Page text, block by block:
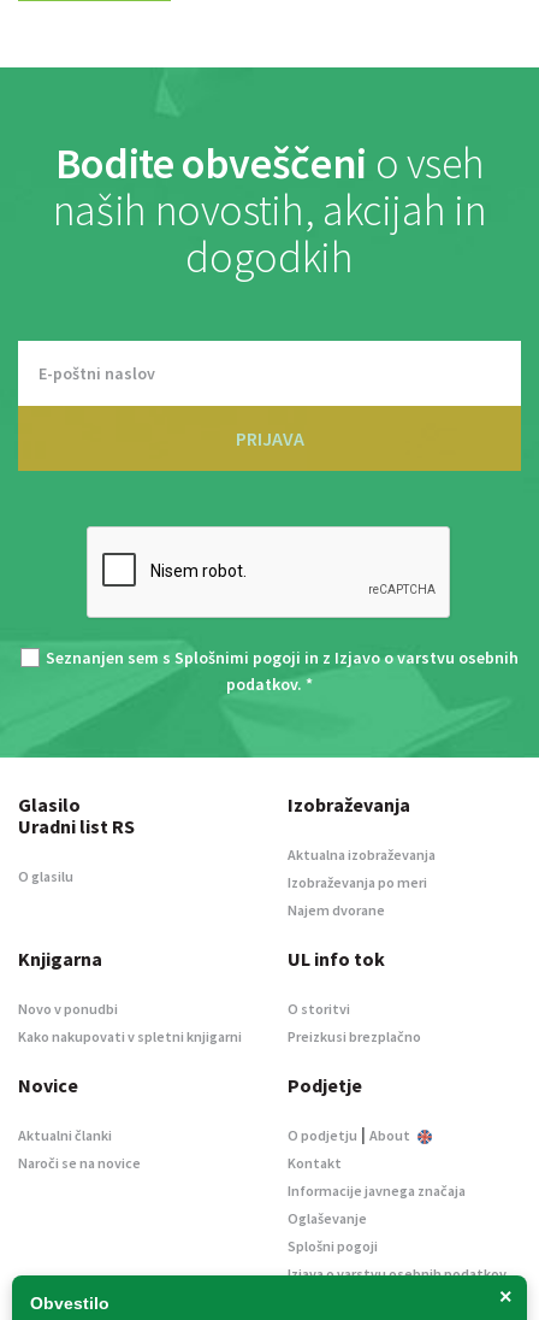
Bodite obveščeni o vseh
naših novostih, akcijah in
dogodkih
PRIJAVA
Seznanjen sem s Splošnimi pogoji in z Izjavo o varstvu osebnih
podatkov. *
×
Obvestilo
Glasilo
Uradni list RS
O glasilu
Izobraževanja
Aktualna izobraževanja
Izobraževanja po meri
Najem dvorane
Knjigarna
Novo v ponudbi
Kako nakupovati v spletni knjigarni
UL info tok
O storitvi
Preizkusi brezplačno
Novice
Aktualni članki
Naroči se na novice
Podjetje
O podjetju | About
Kontakt
Informacije javnega značaja
Oglaševanje
Splošni pogoji
Izjava o varstvu osebnih podatkov